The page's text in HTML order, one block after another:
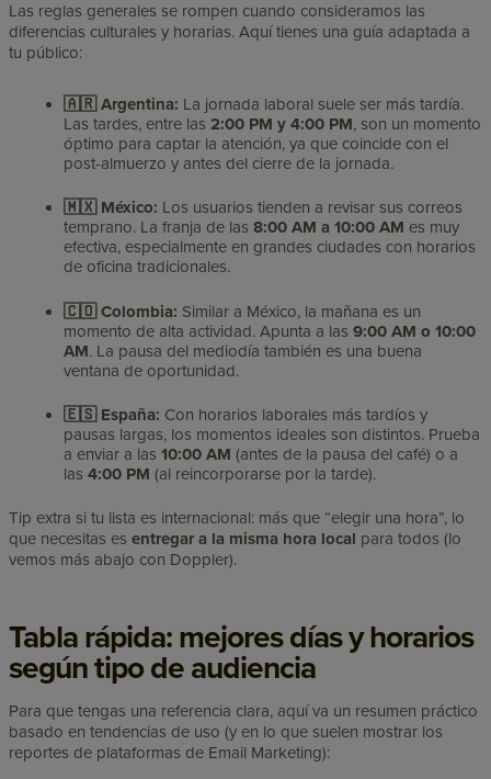
Las reglas generales se rompen cuando consideramos las
diferencias culturales y horarias. Aquí tienes una guía adaptada a
tu público:
🇦🇷 Argentina: La jornada laboral suele ser más tardía.
Las tardes, entre las2:00 PM y 4:00 PM, son un momento
óptimo para captar la atención, ya que coincide con el
post-almuerzo y antes del cierre de la jornada.
🇲🇽 México: Los usuarios tienden a revisar sus correos
temprano. La franja de las8:00 AM a 10:00 AM es muy
efectiva, especialmente en grandes ciudades con horarios
de oficina tradicionales.
🇨🇴 Colombia: Similar a México, la mañana es un
momento de alta actividad. Apunta a las9:00 AM o 10:00
AM. La pausa del mediodía también es una buena
ventana de oportunidad.
🇪🇸 España: Con horarios laborales más tardíos y
pausas largas, los momentos ideales son distintos. Prueba
a enviar a las10:00 AM (antes de la pausa del café) o a
las4:00 PM (al reincorporarse por la tarde).
Tip extra si tu lista es internacional: más que “elegir una hora”, lo
que necesitas esentregar a la misma hora local para todos (lo
vemos más abajo con Doppler).
Tabla rápida: mejores días y horarios
según tipo de audiencia
Para que tengas una referencia clara, aquí va un resumen práctico
basado en tendencias de uso (y en lo que suelen mostrar los
reportes de plataformas de Email Marketing):